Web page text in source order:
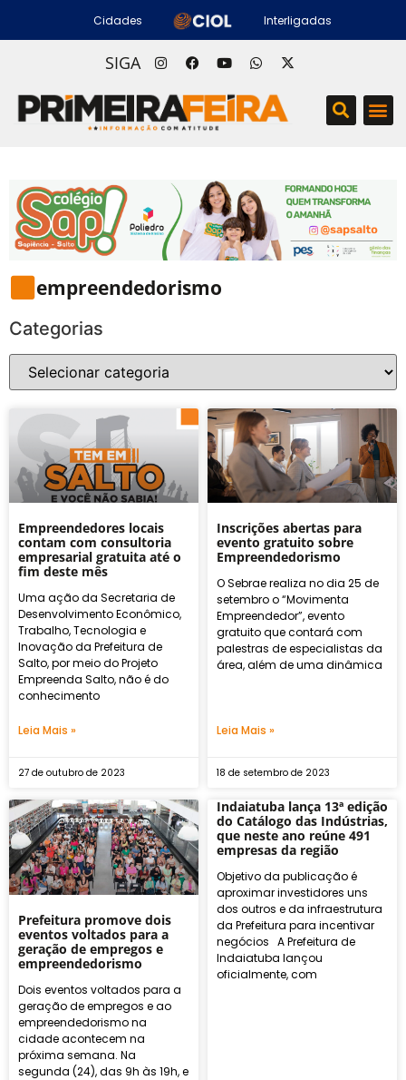
Cidades Interligadas
SIGA
empreendedorismo
Categorias
Empreendedores locais
contam com consultoria
empresarial gratuita até o
fim deste mês
Uma ação da Secretaria de
Desenvolvimento Econômico,
Trabalho, Tecnologia e
Inovação da Prefeitura de
Salto, por meio do Projeto
Empreenda Salto, não é do
conhecimento
Leia Mais »
27 de outubro de 2023
Inscrições abertas para
evento gratuito sobre
Empreendedorismo
O Sebrae realiza no dia 25 de
setembro o “Movimenta
Empreendedor”, evento
gratuito que contará com
palestras de especialistas da
área, além de uma dinâmica
Leia Mais »
18 de setembro de 2023
Prefeitura promove dois
eventos voltados para a
geração de empregos e
empreendedorismo
Dois eventos voltados para a
geração de empregos e ao
empreendedorismo na
cidade acontecem na
próxima semana. Na
segunda (24), das 9h às 19h, e
Indaiatuba lança 13ª edição
do Catálogo das Indústrias,
que neste ano reúne 491
empresas da região
Objetivo da publicação é
aproximar investidores uns
dos outros e da infraestrutura
da Prefeitura para incentivar
negócios A Prefeitura de
Indaiatuba lançou
oficialmente, com